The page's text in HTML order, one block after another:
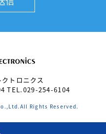
トロニクス
TEL.029-254-6104
Rights Reserved.